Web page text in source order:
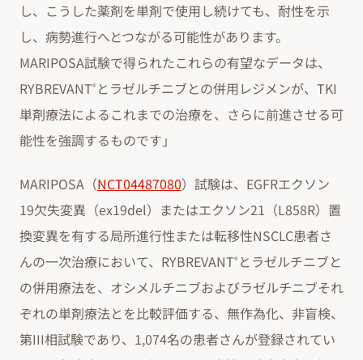
し、こうした薬剤を単剤で使用し続けても、耐性を示
し、病勢進行へとつながる可能性があります。
MARIPOSA試験で得られたこれらの有望なデータは、
RYBREVANT® とラゼルチニブとの併用レジメンが、TKI
単剤療法によるこれまでの治療を、さらに前進させる可
能性を強調するものです」
MARIPOSA（NCT04487080）試験は、EGFRエクソン
19欠失変異（ex19del）またはエクソン21（L858R）置
換変異を有する局所進行性または転移性NSCLC患者さ
んの一次治療において、RYBREVANT® とラゼルチニブと
の併用療法を、オシメルチニブおよびラゼルチニブそれ
ぞれの単剤療法とを比較評価する、無作為化、非盲検、
第III相試験であり、1,074名の患者さんが登録されてい